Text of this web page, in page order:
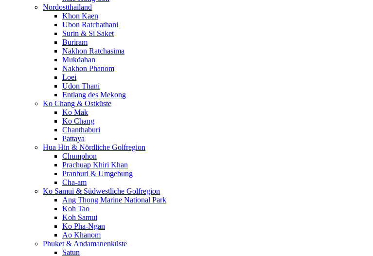
Nordostthailand
Khon Kaen
Ubon Ratchathani
Surin & Si Saket
Buriram
Nakhon Ratchasima
Mukdahan
Nakhon Phanom
Loei
Udon Thani
Entlang des Mekong
Ko Chang & Ostküste
Ko Mak
Ko Chang
Chanthaburi
Pattaya
Hua Hin & Nördliche Golfregion
Chumphon
Prachuap Khiri Khan
Pranburi & Umgebung
Cha-am
Ko Samui & Südwestliche Golfregion
Ang Thong Marine National Park
Koh Tao
Koh Samui
Ko Pha-Ngan
Ao Khanom
Phuket & Andamanenküste
Satun